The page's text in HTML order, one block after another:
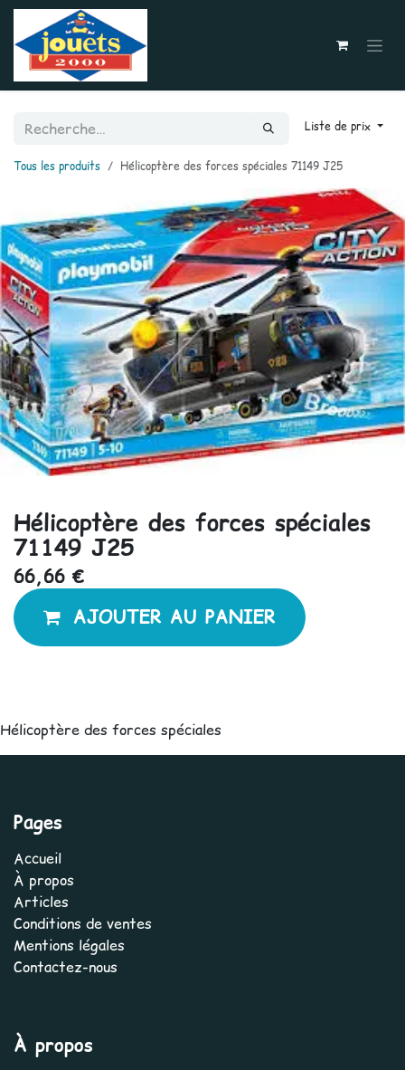
Se rendre au contenu
Liste de prix
Tous les produits Hélicoptère des forces spéciales 71149 J25
Hélicoptère des forces spéciales
71149 J25
66,66 €
AJOUTER AU PANIER
Hélicoptère des forces spéciales
Pages
Accueil
À propos
Articles
Conditions de ventes
Mentions légales
Contactez-nous
À propos